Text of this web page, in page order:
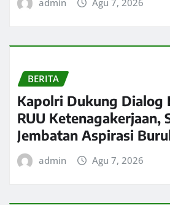
admin Agu 7, 2026
BERITA
Kapolri Dukung Dialog
RUU Ketenagakerjaan,
Jembatan Aspirasi
admin Agu 7, 2026